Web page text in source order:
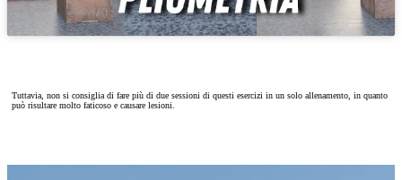
Tuttavia, non si consiglia di fare più di due sessioni di questi esercizi in un solo allenamento, in quanto
può risultare molto faticoso e causare lesioni.